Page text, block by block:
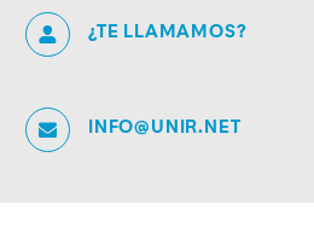
¿TE LLAMAMOS?
INFO@UNIR.NET